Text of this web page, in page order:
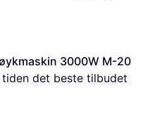
3000W M-20
det beste tilbudet